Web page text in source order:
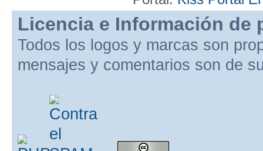
Licencia e Información de
Todos los logos y marcas son
mensajes y comentarios son de